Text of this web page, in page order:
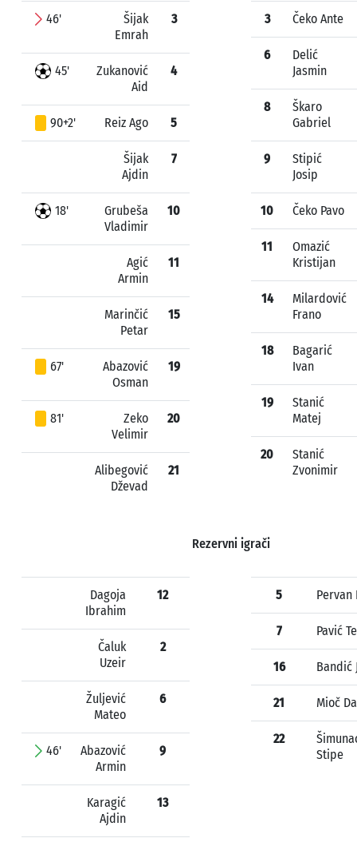
46'
Šijak
Emrah
3
45'
Zukanović
Aid
4
90+2' Reiz Ago 5
Šijak
Ajdin
7
18'
Grubeša
Vladimir
10
Agić
Armin
11
Marinčić
Petar
15
67'
Abazović
Osman
19
81'
Zeko
Velimir
20
Alibegović
Dževad
21
3 Čeko Ante
6
Delić
Jasmin
8
Škaro
Gabriel
9
Stipić
Josip
10 Čeko Pavo
11
Omazić
Kristijan
14
Milardović
Frano
18
Bagarić
Ivan
19
Stanić
Matej
20
Stanić
Zvonimir
Rezervni igrači
Dagoja
Ibrahim
12
Čaluk
Uzeir
2
Žuljević
Mateo
6
46'
Abazović
Armin
9
Karagić
Ajdin
13
5 Pervan
7 Pavić
16 Bandić
21 Mioč
22
Stipe